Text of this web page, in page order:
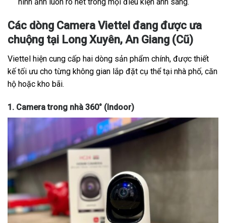
hình ảnh luôn rõ nét trong mọi điều kiện ánh sáng.
Các dòng Camera Viettel đang được ưa
chuộng tại Long Xuyên, An Giang (Cũ)
Viettel hiện cung cấp hai dòng sản phẩm chính, được thiết
kế tối ưu cho từng không gian lắp đặt cụ thể tại nhà phố, căn
hộ hoặc kho bãi.
1. Camera trong nhà 360° (Indoor)